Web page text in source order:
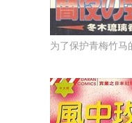
为了保护青梅竹马